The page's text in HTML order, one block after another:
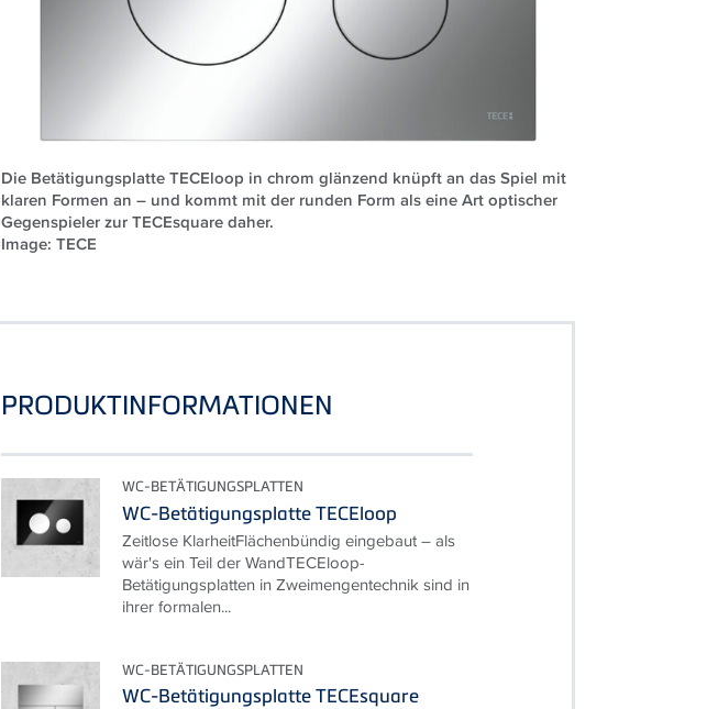
Die Betätigungsplatte TECEloop in chrom glänzend knüpft an das Spiel mit
klaren Formen an – und kommt mit der runden Form als eine Art optischer
Gegenspieler zur TECEsquare daher.
Image: TECE
PRODUKTINFORMATIONEN
WC-BETÄTIGUNGSPLATTEN
WC-Betätigungsplatte TECEloop
Zeitlose KlarheitFlächenbündig eingebaut – als
wär's ein Teil der WandTECEloop-
Betätigungsplatten in Zweimengentechnik sind in
ihrer formalen...
WC-BETÄTIGUNGSPLATTEN
WC-Betätigungsplatte TECEsquare